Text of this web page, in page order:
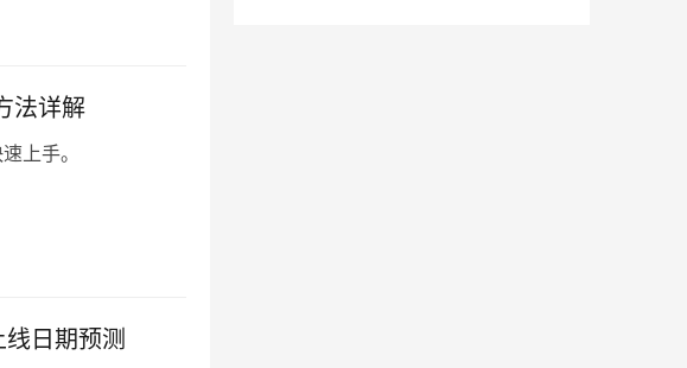
法详解
上手。
日期预测